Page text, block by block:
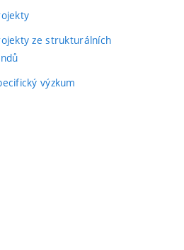
ze strukturálních
výzkum